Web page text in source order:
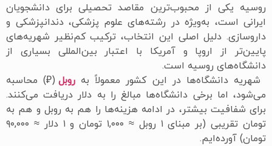
روسیه یکی از محبوب‌ترین مقاصد تحصیلی برای دانشجویان
ایرانی است، به‌ویژه در رشته‌های علوم پزشکی، دندانپزشکی و
داروسازی. دلیل اصلی این انتخاب، ترکیب کم‌نظیر شهریه‌های
پایین‌تر از اروپا و آمریکا با اعتبار بین‌المللی بسیاری از
دانشگاه‌های روسیه است.
شهریه دانشگاه‌ها در این کشور معمولاً به روبل(₽) محاسبه
می‌شود، اما برخی دانشگاه‌ها مبالغ را به دلار دریافت می‌کنند.
برای شفافیت بیشتر، در ادامه هزینه‌ها را هم به روبل و هم به
تومان تقریبی (بر مبنای ۱ روبل ≈ ۱,۰۰۰ تومان و ۱ دلار ≈ ۹۰,۰۰۰
تومان) آورده‌ایم.